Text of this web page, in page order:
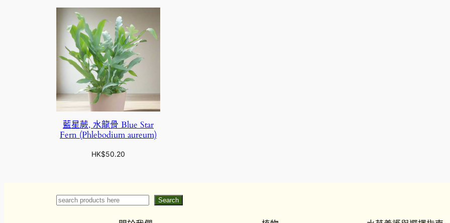
藍星蕨, 水龍骨 Blue Star
Fern (Phlebodium aureum)
HK$50.20
Search Search